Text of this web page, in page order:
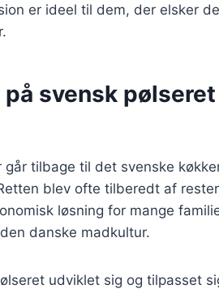
er ideel til dem, der elsker
svensk
tilbage til det svenske
blev ofte tilberedt af
løsning for mange
danske madkultur.
udviklet sig og tilpasset